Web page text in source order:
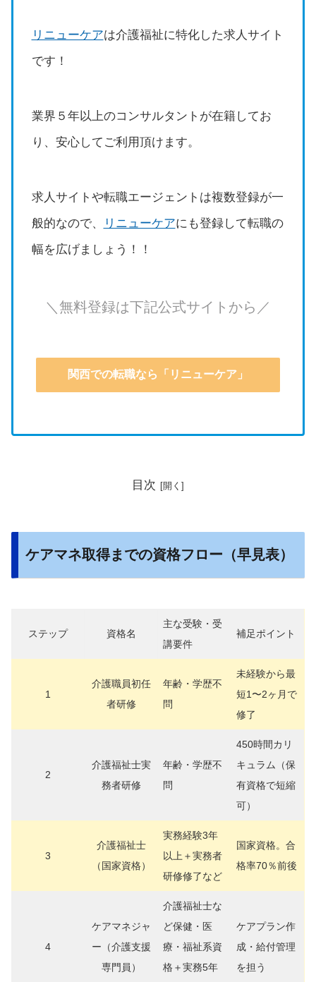
リニューケアは介護福祉に特化した求人サイト
です！
業界５年以上のコンサルタントが在籍してお
り、安心してご利用頂けます。
求人サイトや転職エージェントは複数登録が一
般的なので、
リニューケアにも登録して転職の
幅を広げましょう！！
＼無料登録は下記公式サイトから／
関西での転職なら「リニューケア」
目次
ケアマネ取得までの資格フロー（早見表）
ステップ 資格名
主な受験・受
講要件
補足ポイント
1
介護職員初任
者研修
年齢・学歴不
問
未経験から最
短1〜2ヶ月で
修了
2
介護福祉士実
務者研修
年齢・学歴不
問
450時間カリ
キュラム（保
有資格で短縮
可）
3
介護福祉士
（国家資格）
実務経験3年
以上＋実務者
研修修了など
国家資格。合
格率70％前後
4
ケアマネジャ
ー（介護支援
専門員）
介護福祉士な
ど保健・医
療・福祉系資
格＋実務5年
ケアプラン作
成・給付管理
を担う